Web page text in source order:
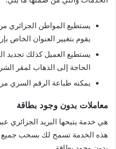
يستطيع المواطن الجزائري
يقوم بتغيير العنوان الخاص
يستطيع العميل كذلك تجديد
الحاجة إلى الذهاب لمقر
يمكنه طباعة الرقم السري
معاملات بدون وجود بطاقة
هي خدمة يتيحها البريد الجزائري
هذه الخدمة تسمح لك بسحب جميع